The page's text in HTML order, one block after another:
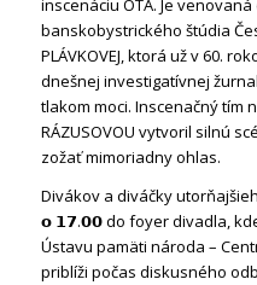
inscenáciu OTA. Je
banskobystrického štúdia
PLÁVKOVEJ, ktorá už v 60.
dnešnej investigatívnej
tlakom moci. Inscenačný tím
RÁZUSOVOU vytvoril silnú
zožať mimoriadny ohlas.
Divákov a diváčky
𝗼 𝟭𝟳.𝟬𝟬 do foyer divadla, kde
Ústavu pamäti národa –
priblíži počas diskusného